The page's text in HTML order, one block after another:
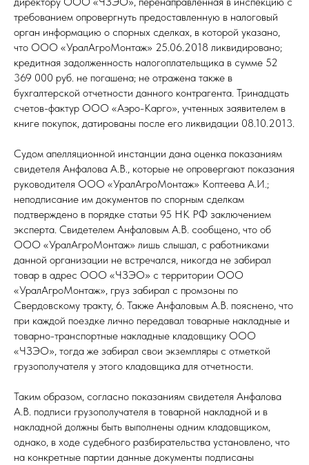
требованием опровергнуть предоставленную в налоговый
орган информацию о спорных сделках, в которой указано,
что ООО «УралАгроМонтаж» 25.06.2018 ликвидировано;
кредитная задолженность налогоплательщика в сумме 52
369 000 руб. не погашена; не отражена также в
бухгалтерской отчетности данного контрагента. Тринадцать
счетов-фактур ООО «Аэро-Карго», учтенных заявителем в
книге покупок, датированы после его ликвидации 08.10.2013.
Судом апелляционной инстанции дана оценка показаниям
свидетеля Анфалова А.В., которые не опровергают показания
руководителя ООО «УралАгроМонтаж» Коптеева А.И.;
неподписание им документов по спорным сделкам
подтверждено в порядке статьи 95 НК РФ заключением
эксперта. Свидетелем Анфаловым А.В. сообщено, что об
ООО «УралАгроМонтаж» лишь слышал, с работниками
данной организации не встречался, никогда не забирал
товар в адрес ООО «ЧЗЭО» с территории ООО
«УралАгроМонтаж», груз забирал с промзоны по
Свердовскому тракту, 6. Также Анфаловым А.В. пояснено, что
при каждой поездке лично передавал товарные накладные и
товарно-транспортные накладные кладовщику ООО
«ЧЗЭО», тогда же забирал свои экземпляры с отметкой
грузополучателя у этого кладовщика для отчетности.
Таким образом, согласно показаниям свидетеля Анфалова
А.В. подписи грузополучателя в товарной накладной и в
накладной должны быть выполнены одним кладовщиком,
однако, в ходе судебного разбирательства установлено, что
на конкретные партии данные документы подписаны